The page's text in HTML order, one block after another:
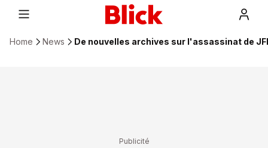
Home News De nouvelles archives sur l'assassinat de